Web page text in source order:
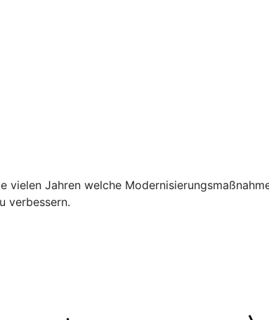
vielen Jahren welche
verbessern.